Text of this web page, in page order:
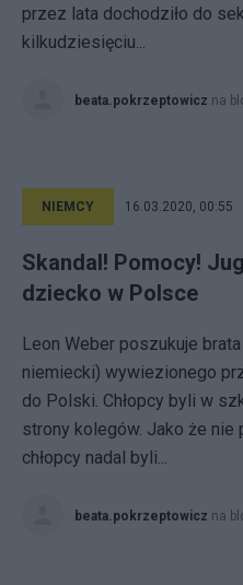
przez lata dochodziło do
kilkudziesięciu...
beata.pokrzeptowicz na
NIEMCY 16.03.2020, 00:55
Skandal! Pomocy!
dziecko w Polsce
Leon Weber poszukuje
niemiecki) wywiezionego
do Polski. Chłopcy byli w
strony kolegów. Jako że nie
chłopcy nadal byli...
beata.pokrzeptowicz na